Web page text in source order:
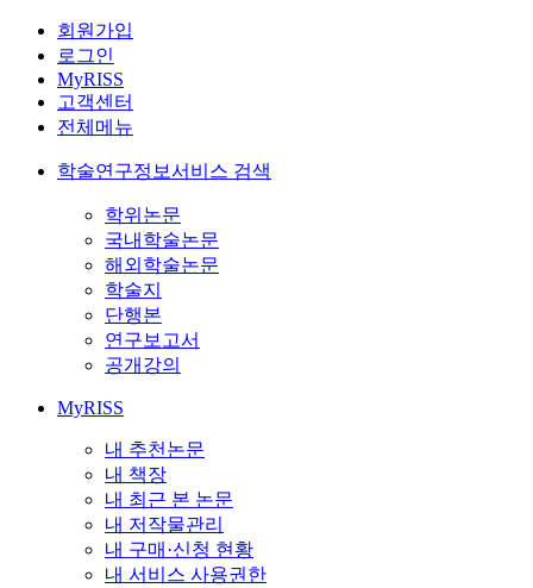
회원가입
로그인
MyRISS
고객센터
전체메뉴
학술연구정보서비스 검색
학위논문
국내학술논문
해외학술논문
학술지
단행본
연구보고서
공개강의
MyRISS
내 추천논문
내 책장
내 최근 본 논문
내 저작물관리
내 구매·신청 현황
내 서비스 사용권한